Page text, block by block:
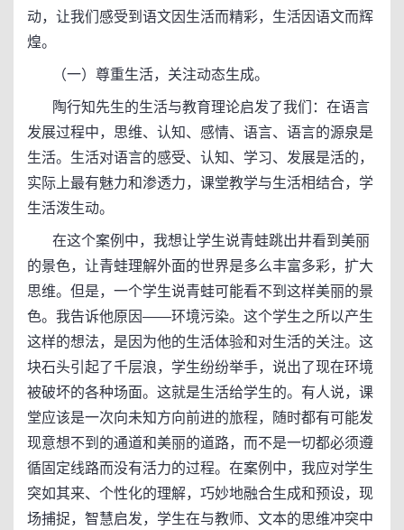
动，让我们感受到语文因生活而精彩，生活因语文而辉
煌。
（一）尊重生活，关注动态生成。
陶行知先生的生活与教育理论启发了我们：在语言
发展过程中，思维、认知、感情、语言、语言的源泉是
生活。生活对语言的感受、认知、学习、发展是活的，
实际上最有魅力和渗透力，课堂教学与生活相结合，学
生活泼生动。
在这个案例中，我想让学生说青蛙跳出井看到美丽
的景色，让青蛙理解外面的世界是多么丰富多彩，扩大
思维。但是，一个学生说青蛙可能看不到这样美丽的景
色。我告诉他原因——环境污染。这个学生之所以产生
这样的想法，是因为他的生活体验和对生活的关注。这
块石头引起了千层浪，学生纷纷举手，说出了现在环境
被破坏的各种场面。这就是生活给学生的。有人说，课
堂应该是一次向未知方向前进的旅程，随时都有可能发
现意想不到的通道和美丽的道路，而不是一切都必须遵
循固定线路而没有活力的过程。在案例中，我应对学生
突如其来、个性化的理解，巧妙地融合生成和预设，现
场捕捉，智慧启发，学生在与教师、文本的思维冲突中